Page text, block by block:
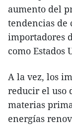
aumento del
tendencias de
importadores
como Estados
A la vez, los
reducir el uso
materias
energías